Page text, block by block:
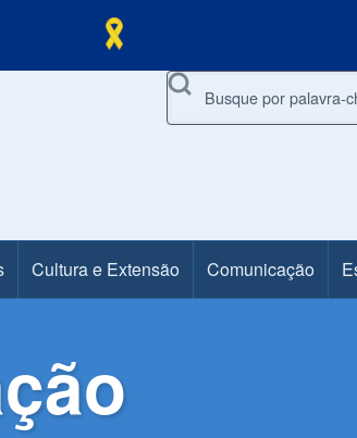
Search
Cultura e Extensão Comunicação